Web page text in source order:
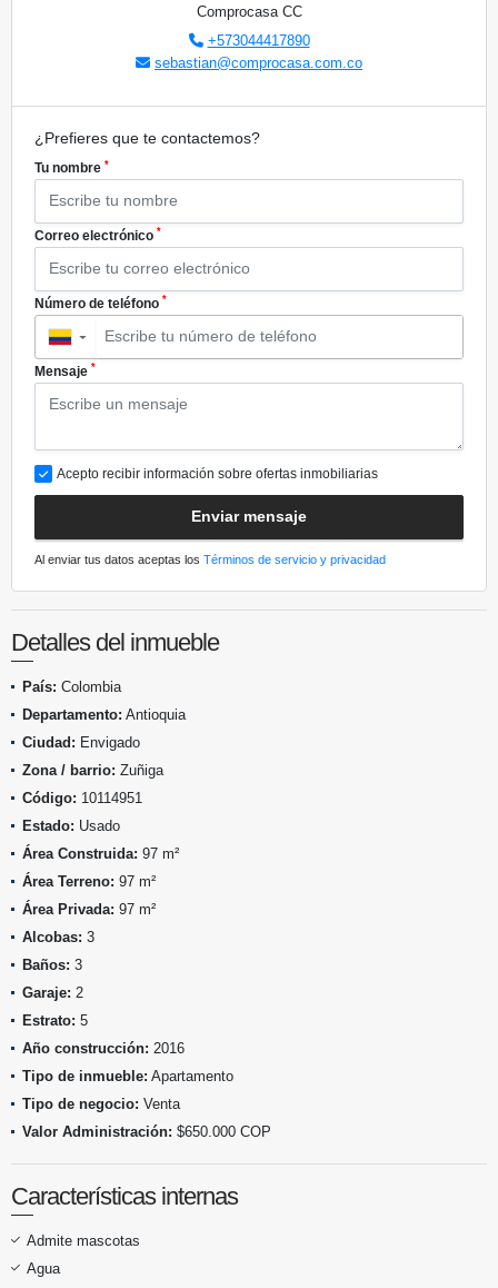
Comprocasa CC
+573044417890
sebastian@comprocasa.com.co
¿Prefieres que te contactemos?
Tu nombre *
Correo electrónico *
Número de teléfono *
▼
Mensaje *
Acepto recibir información sobre ofertas inmobiliarias
Enviar mensaje
Al enviar tus datos aceptas los Términos de servicio y privacidad
Detalles del inmueble
País: Colombia
Departamento: Antioquia
Ciudad: Envigado
Zona / barrio: Zuñiga
Código: 10114951
Estado: Usado
Área Construida: 97 m²
Área Terreno: 97 m²
Área Privada: 97 m²
Alcobas: 3
Baños: 3
Garaje: 2
Estrato: 5
Año construcción: 2016
Tipo de inmueble: Apartamento
Tipo de negocio: Venta
Valor Administración: $650.000 COP
Características internas
Admite mascotas
Agua